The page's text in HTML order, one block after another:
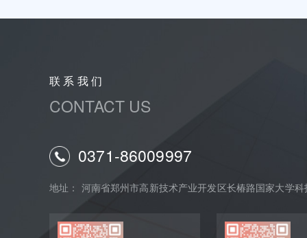
联 系 我 们
CONTACT US
0371-86009997
地址： 河南省郑州市高新技术产业开发区长椿路国家大学